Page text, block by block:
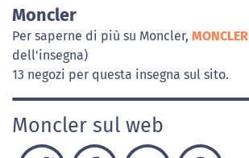
Moncler
Per saperne di più su Moncler, MONCLER
dell'insegna)
13 negozi per questa insegna sul sito.
Moncler sul web